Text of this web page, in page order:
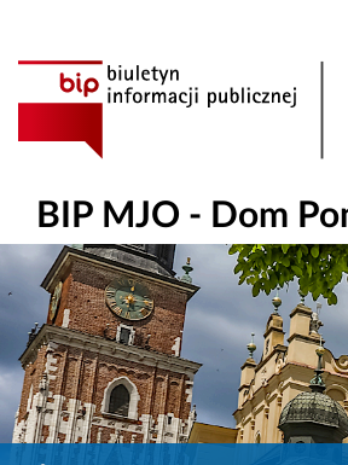
BIP MJO - Dom